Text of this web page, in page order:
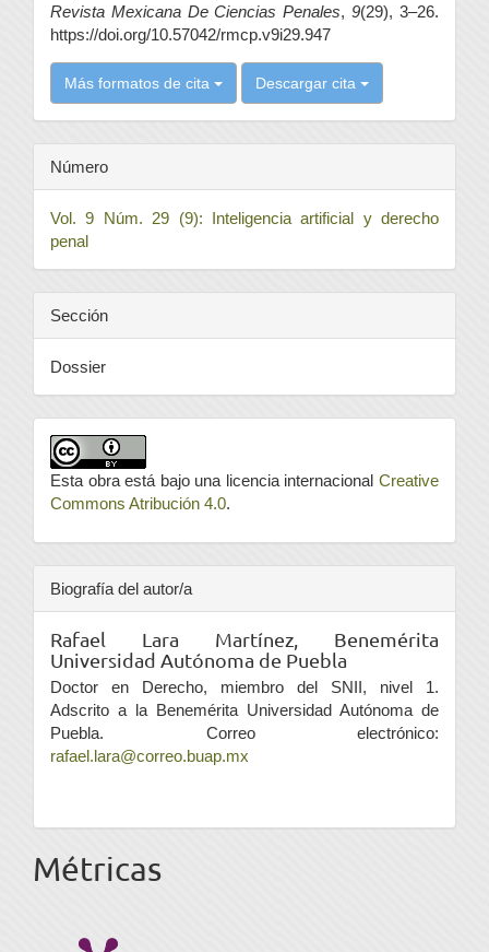
Revista Mexicana De Ciencias Penales,9(29), 3–26.
https://doi.org/10.57042/rmcp.v9i29.947
Más formatos de cita Descargar cita
Número
Vol. 9 Núm. 29 (9): Inteligencia artificial y derecho
penal
Sección
Dossier
Esta obra está bajo una licencia internacional Creative
Commons Atribución 4.0.
Biografía del autor/a
Rafael Lara Martínez, Benemérita
Universidad Autónoma de Puebla
Doctor en Derecho, miembro del SNII, nivel 1.
Adscrito a la Benemérita Universidad Autónoma de
Puebla. Correo electrónico:
rafael.lara@correo.buap.mx
Métricas